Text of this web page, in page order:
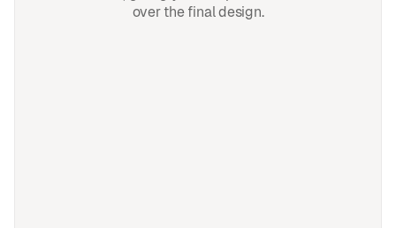
over the final design.